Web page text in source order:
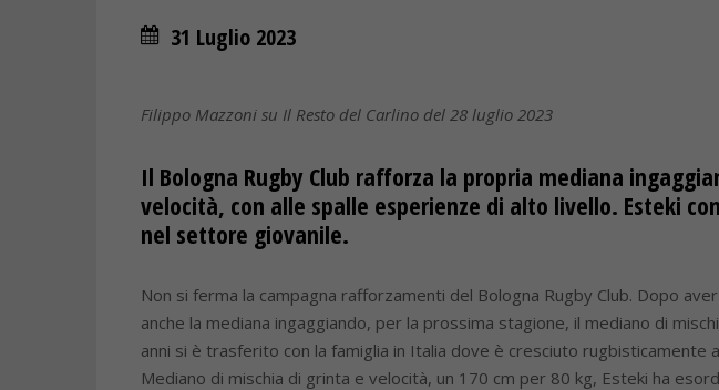
31 Luglio 2023
Filippo Mazzoni su Il Resto del Carlino del 28 luglio 2023
Il Bologna Rugby Club rafforza la propria mediana
velocità, con alle spalle esperienze di alto livello. Esteki
nel settore giovanile.
Non si ferma la campagna rafforzamenti del Bologna Rugby Club. Dopo
anche la mediana ingaggiando, per la prossima stagione, il mediano di
anni si è trasferito con la famiglia in Italia dove è cresciuto rugbisticamente
Mediano di mischia di grinta e velocità, un 170 cm per 80 kg, Esteki ha